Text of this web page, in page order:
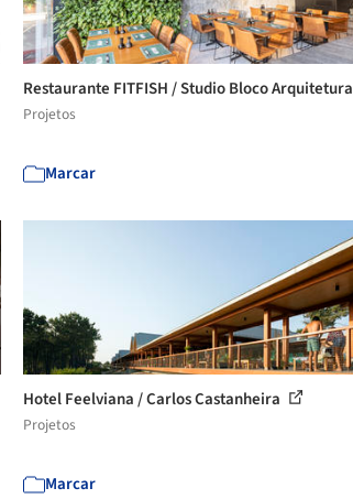
Restaurante FITFISH / Studio Bloco Arquitetura
Projetos
Marcar
Hotel Feelviana / Carlos Castanheira
Projetos
Marcar